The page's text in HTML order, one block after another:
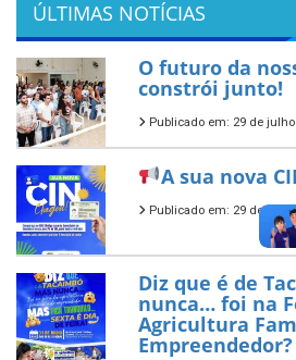
ÚLTIMAS NOTÍCIAS
O futuro da
constrói junto!
Publicado em: 29 de
A sua nova
Publicado em: 29 de julho
Diz que é de
nunca… foi na
Agricultura
Empreendedor?